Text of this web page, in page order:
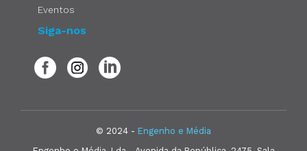
Eventos
Siga-nos
© 2024 - Engenho e Média